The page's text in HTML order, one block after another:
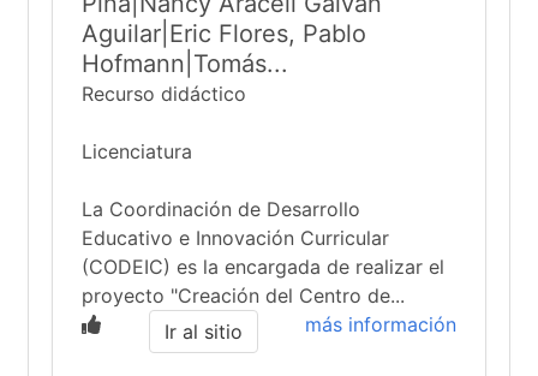
Aguilar|Eric Flores, Pablo
Hofmann|Tomás...
Recurso didáctico
Licenciatura
La Coordinación de Desarrollo
Educativo e Innovación Curricular
(CODEIC) es la encargada de realizar el
proyecto "Creación del Centro de...
más información
Ir al sitio